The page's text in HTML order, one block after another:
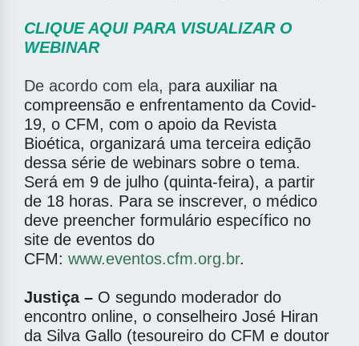
CLIQUE AQUI PARA VISUALIZAR O
WEBINAR
De acordo com ela, para auxiliar na
compreensão e enfrentamento da Covid-
19, o CFM, com o apoio da Revista
Bioética, organizará uma terceira edição
dessa série de webinars sobre o tema.
Será em 9 de julho (quinta-feira), a partir
de 18 horas. Para se inscrever, o médico
deve preencher formulário específico no
site de eventos do
CFM: www.eventos.cfm.org.br.
Justiça – O segundo moderador do
encontro online, o conselheiro José Hiran
da Silva Gallo (tesoureiro do CFM e doutor